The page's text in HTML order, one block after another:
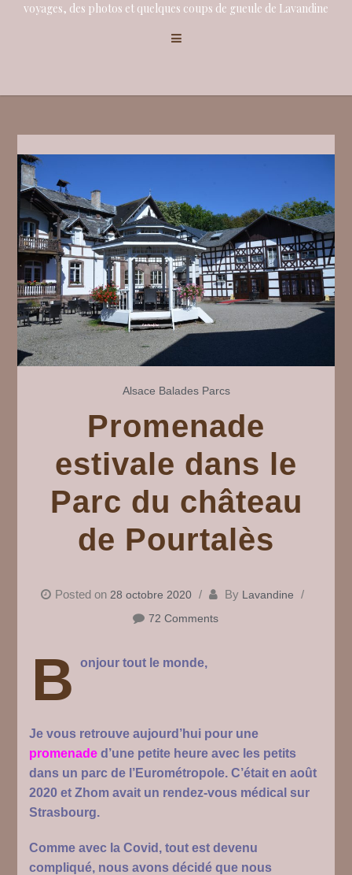
voyages, des photos et quelques coups de gueule de Lavandine
Alsace Balades Parcs
Promenade
estivale dans le
Parc du château
de Pourtalès
Posted on 28 octobre 2020 By Lavandine
72 Comments
B onjour tout le monde,
Je vous retrouve aujourd’hui pour une
promenade d’une petite heure avec les petits
dans un parc de l’Eurométropole. C’était en août
2020 et Zhom avait un rendez-vous médical sur
Strasbourg.
Comme avec la Covid, tout est devenu
compliqué, nous avons décidé que nous